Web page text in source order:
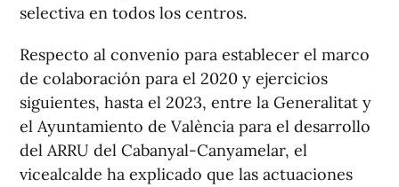
selectiva en todos los centros.
Respecto al convenio para establecer el marco
de colaboración para el 2020 y ejercicios
siguientes, hasta el 2023, entre la Generalitat y
el Ayuntamiento de València para el desarrollo
del ARRU del Cabanyal-Canyamelar, el
vicealcalde ha explicado que las actuaciones